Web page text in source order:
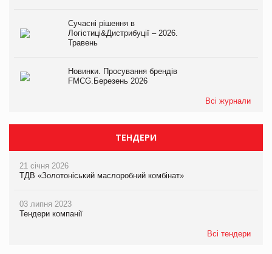
Сучасні рішення в
Логістиці&Дистрибуції – 2026.
Травень
Новинки. Просування брендів
FMCG.Березень 2026
Всі журнали
ТЕНДЕРИ
21 січня 2026
ТДВ «Золотоніський маслоробний комбінат»
03 липня 2023
Тендери компанії
Всі тендери